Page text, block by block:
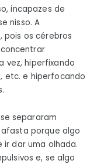
incapazes de
nisso. A
pois os cérebros
vez, hiperfixando
etc. e hiperfocando
separaram
porque algo
dar uma olhada.
e, se algo